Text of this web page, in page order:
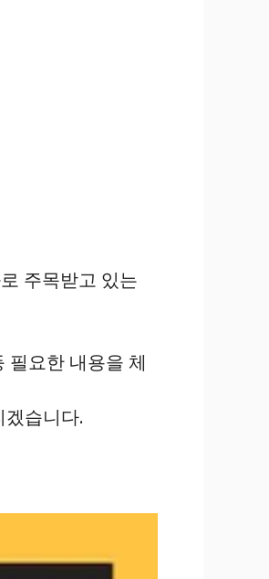
주목받고 있는
필요한 내용을 체
겠습니다.